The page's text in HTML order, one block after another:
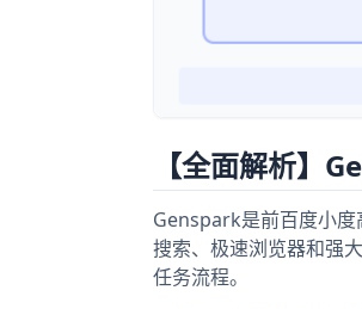
【全面解析】
Genspark是前百度小
搜索、极速浏览器和强
任务流程。